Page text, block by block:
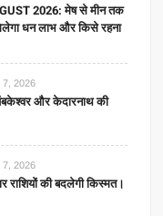
2026: मेष से मीन तक
धन लाभ और किसे रहना
7, 2026
और केदारनाथ की
7, 2026
राशियों की बदलेगी किस्मत।